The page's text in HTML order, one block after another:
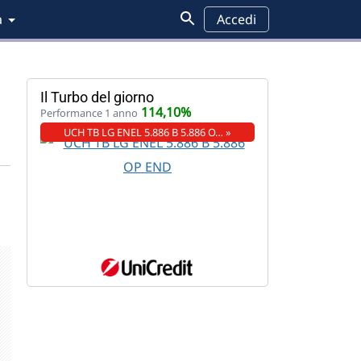
Accedi
Il Turbo del giorno
Performance 1 anno 114,10%
UCH TB LG ENEL 5.886 B 5.886 O… »